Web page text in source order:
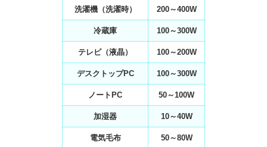
洗濯機（洗濯時） 200～400W
冷蔵庫 100～300W
テレビ（液晶） 100～200W
デスクトップPC 100～300W
ノートPC 50～100W
加湿器 10～40W
電気毛布 50～80W